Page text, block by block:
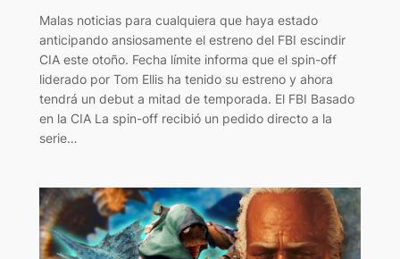
Malas noticias para cualquiera que haya estado
anticipando ansiosamente el estreno del FBI escindir
CIA este otoño. Fecha límite informa que el spin-off
liderado por Tom Ellis ha tenido su estreno y ahora
tendrá un debut a mitad de temporada. El FBI Basado
en la CIA La spin-off recibió un pedido directo a la
serie…